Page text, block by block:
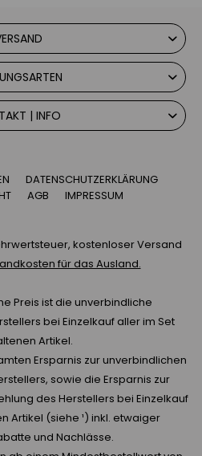
| INFO
DATENSCHUTZERKLÄRUNG
AGB IMPRESSUM
kostenloser Versand
für das Ausland.
Preis ist die unverbindliche
bei Einzelkauf aller im Set
Artikel.
Ersparnis zur unverbindlichen
sowie die Ersparnis zur
des Herstellers bei Einzelkauf
Artikel (siehe ¹) inkl. etwaiger
und Nachlässe.